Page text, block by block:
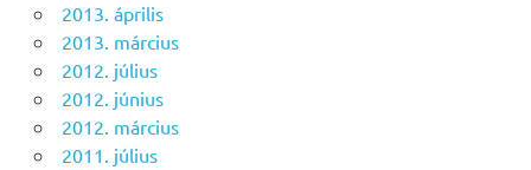
2013. április
2013. március
2012. július
2012. június
2012. március
2011. július